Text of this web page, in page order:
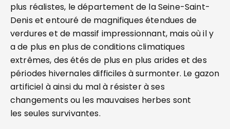
plus réalistes, le département de la Seine-Saint-
Denis et entouré de magnifiques étendues de
verdures et de massif impressionnant, mais où il y
a de plus en plus de conditions climatiques
extrêmes, des étés de plus en plus arides et des
périodes hivernales difficiles à surmonter. Le gazon
artificiel à ainsi du mal à résister à ses
changements ou les mauvaises herbes sont
les seules survivantes.